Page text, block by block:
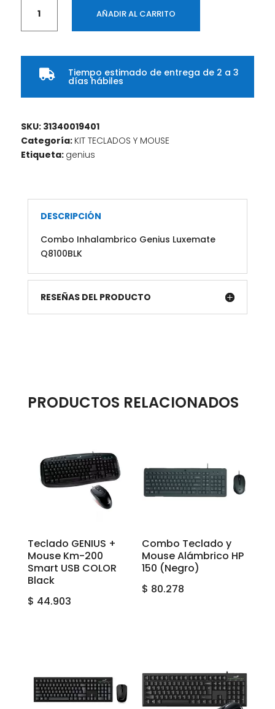
Inhalambrico
Genius
Q8100BLK
cantidad
AÑADIR AL CARRITO
 Tiempo estimado de entrega de 2 a 3
días hábiles
SKU: 31340019401
Categoría: KIT TECLADOS Y MOUSE
Etiqueta: genius
DESCRIPCIÓN
Combo Inhalambrico Genius Luxemate
Q8100BLK
RESEÑAS DEL PRODUCTO
PRODUCTOS RELACIONADOS
Teclado GENIUS +
Mouse Km-200
Smart USB COLOR
Black
$ 44.903
Combo Teclado y
Mouse Alámbrico HP
150 (Negro)
$ 80.278